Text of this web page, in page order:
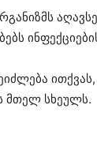
მთელ სხეულს.